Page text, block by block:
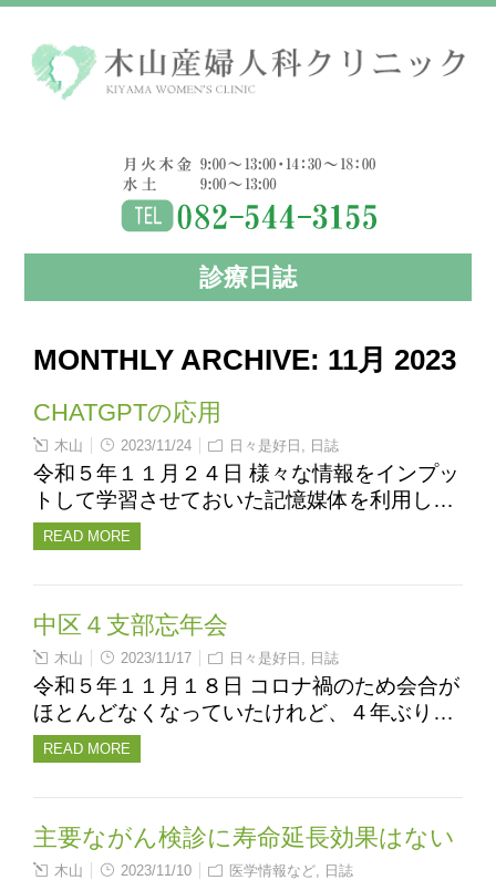
診療日誌
MONTHLY ARCHIVE: 11月 2023
CHATGPTの応用
木山 2023/11/24 日々是好日 日誌
令和５年１１月２４日 様々な情報をインプッ
トして学習させておいた記憶媒体を利用し…
READ MORE
中区４支部忘年会
木山 2023/11/17 日々是好日 日誌
令和５年１１月１８日 コロナ禍のため会合が
ほとんどなくなっていたけれど、４年ぶり…
READ MORE
主要ながん検診に寿命延長効果はない
木山 2023/11/10 医学情報など 日誌